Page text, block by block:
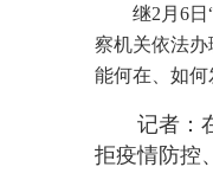
继2月6
察机关依法办
能何在、如何
记者：
拒疫情防控